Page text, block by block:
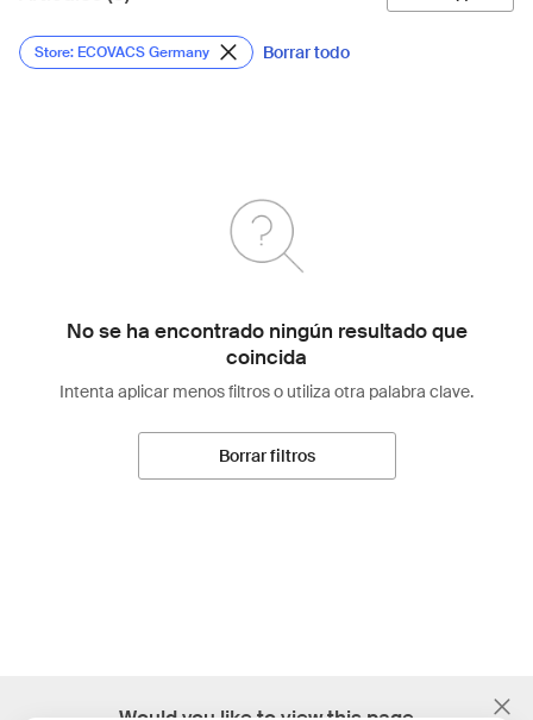
Store: ECOVACS Germany Borrar todo
No se ha encontrado ningún resultado que
coincida
Intenta aplicar menos filtros o utiliza otra palabra clave.
Borrar filtros